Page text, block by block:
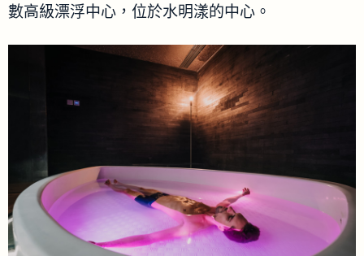
數高級漂浮中心，位於水明漾的中心。